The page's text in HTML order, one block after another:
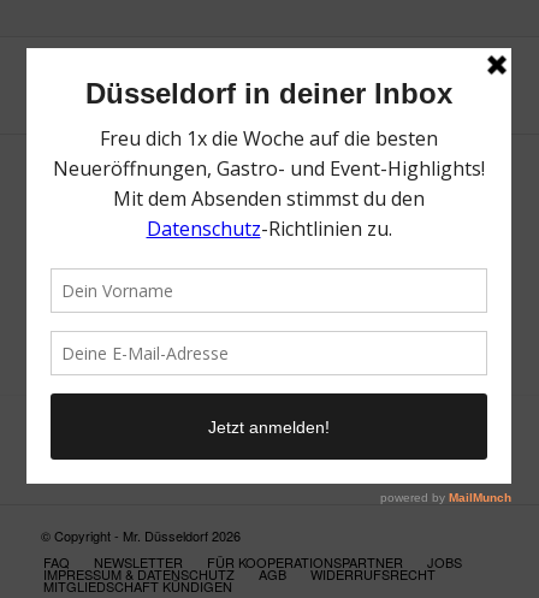
Neue Suche
Suchergebnis nicht zufriedenstellend? Versuche es mal mit
einem Wortteil oder einer anderen Schreibweise.
© Copyright - Mr. Düsseldorf 2026
FAQ
NEWSLETTER FÜR KOOPERATIONSPARTNER JOBS
IMPRESSUM & DATENSCHUTZ AGB WIDERRUFSRECHT
MITGLIEDSCHAFT KÜNDIGEN